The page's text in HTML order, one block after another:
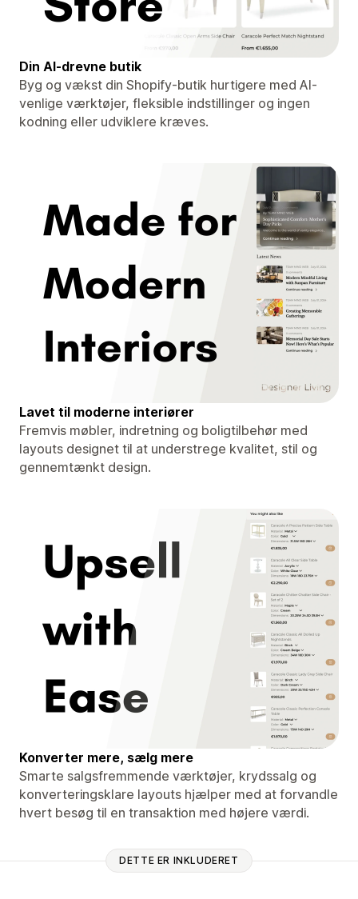
Din AI-drevne butik
Byg og vækst din Shopify-butik hurtigere med AI-
venlige værktøjer, fleksible indstillinger og ingen
kodning eller udviklere kræves.
Lavet til moderne interiører
Fremvis møbler, indretning og boligtilbehør med
layouts designet til at understrege kvalitet, stil og
gennemtænkt design.
Konverter mere, sælg mere
Smarte salgsfremmende værktøjer, krydssalg og
konverteringsklare layouts hjælper med at forvandle
hvert besøg til en transaktion med højere værdi.
DETTE ER INKLUDERET